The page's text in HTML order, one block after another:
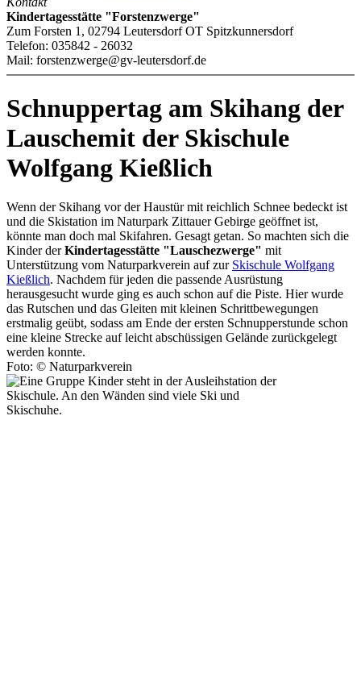
Kindertagesstätte "Forstenzwerge"
Zum Forsten 1, 02794 Leutersdorf OT Spitzkunnersdorf
Telefon: 035842 - 26032
Mail: forstenzwerge@gv-leutersdorf.de
Schnuppertag am Skihang der
Lauschemit der Skischule
Wolfgang Kießlich
Wenn der Skihang vor der Haustür mit reichlich Schnee bedeckt ist
und die Skistation im Naturpark Zittauer Gebirge geöffnet ist,
könnte man doch mal Skifahren. Gesagt getan. So machten sich die
Kinder derKindertagesstätte "Lauschezwerge" mit
Unterstützung vom Naturparkverein auf zur Skischule Wolfgang
Kießlich. Nachdem für jeden die passende Ausrüstung
herausgesucht wurde ging es auch schon auf die Piste. Hier wurde
das Rutschen und das Gleiten mit kleinen Schrittbewegungen
erstmalig geübt, sodass am Ende der ersten Schnupperstunde schon
eine kleine Strecke auf leicht abschüssigen Gelände zurückgelegt
werden konnte.
Foto: © Naturparkverein